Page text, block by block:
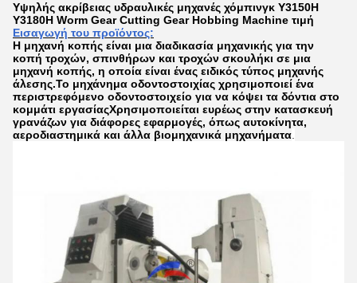
Υψηλής ακρίβειας υδραυλικές μηχανές χόμπινγκ Y3150H
Y3180H Worm Gear Cutting Gear Hobbing Machine τιμή
Εισαγωγή του προϊόντος:
Η μηχανή κοπής είναι μια διαδικασία μηχανικής για την
κοπή τροχών, σπινθήρων και τροχών σκουλήκι σε μια
μηχανή κοπής, η οποία είναι ένας ειδικός τύπος μηχανής
άλεσης.Το μηχάνημα οδοντοστοιχίας χρησιμοποιεί ένα
περιστρεφόμενο οδοντοστοιχείο για να κόψει τα δόντια στο
κομμάτι εργασίαςΧρησιμοποιείται ευρέως στην κατασκευή
γρανάζων για διάφορες εφαρμογές, όπως αυτοκίνητα,
αεροδιαστημικά και άλλα βιομηχανικά μηχανήματα